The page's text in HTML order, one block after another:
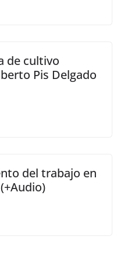
de cultivo
Pis Delgado
del trabajo en